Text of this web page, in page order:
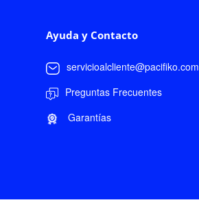
Ayuda y Contacto
servicioalcliente@pacifiko.com
Preguntas Frecuentes
Garantías